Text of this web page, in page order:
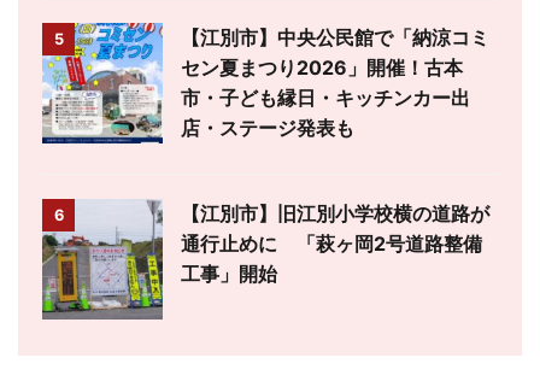
5
【江別市】中央公民館で「納涼コミ
セン夏まつり2026」開催！古本
市・子ども縁日・キッチンカー出
店・ステージ発表も
6
【江別市】旧江別小学校横の道路が
通行止めに 「萩ヶ岡2号道路整備
工事」開始